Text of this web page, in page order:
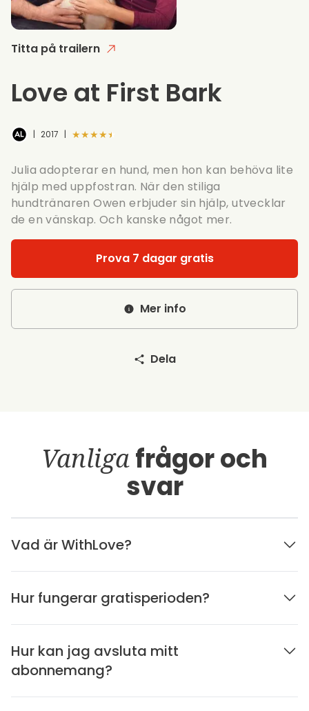
Titta på trailern
Love at First Bark
| 2017 | ★★★★★
Julia adopterar en hund, men hon kan behöva lite
hjälp med uppfostran. När den stiliga
hundtränaren Owen erbjuder sin hjälp, utvecklar
de en vänskap. Och kanske något mer.
Prova 7 dagar gratis
Mer info
Dela
Vanligafrågor och
svar
Vad är WithLove?
Hur fungerar gratisperioden?
Hur kan jag avsluta mitt
abonnemang?